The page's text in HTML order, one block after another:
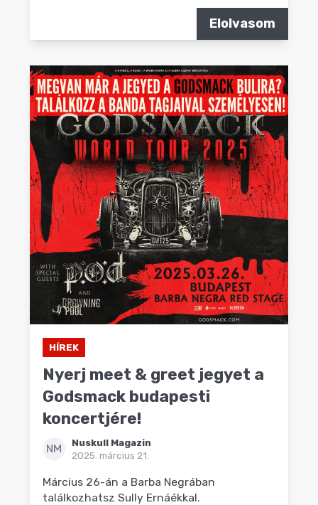
Elolvasom
HÍREK
Nyerj meet & greet jegyet a
Godsmack budapesti
koncertjére!
NM
Nuskull Magazin
2025. március 21.
Március 26-án a Barba Negrában
találkozhatsz Sully Ernáékkal.